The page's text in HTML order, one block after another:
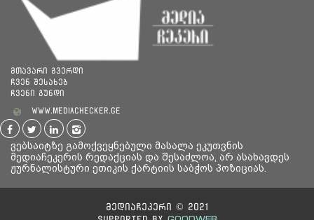
მთავარი გვერდი
ჩვენ შესახებ
ჩვენი გუნდი
www.mediachecker.ge
ვებსაიტზე გამოქვეყნებული მასალა ეკუთვნის
მედიაჩეკერის რედაქციას და შესაძლოა, არ ასახავდეს
ჟურნალისტური ეთიკის ქარტიის საბჭოს პოზიციას.
მედიაჩეკერი © 2021